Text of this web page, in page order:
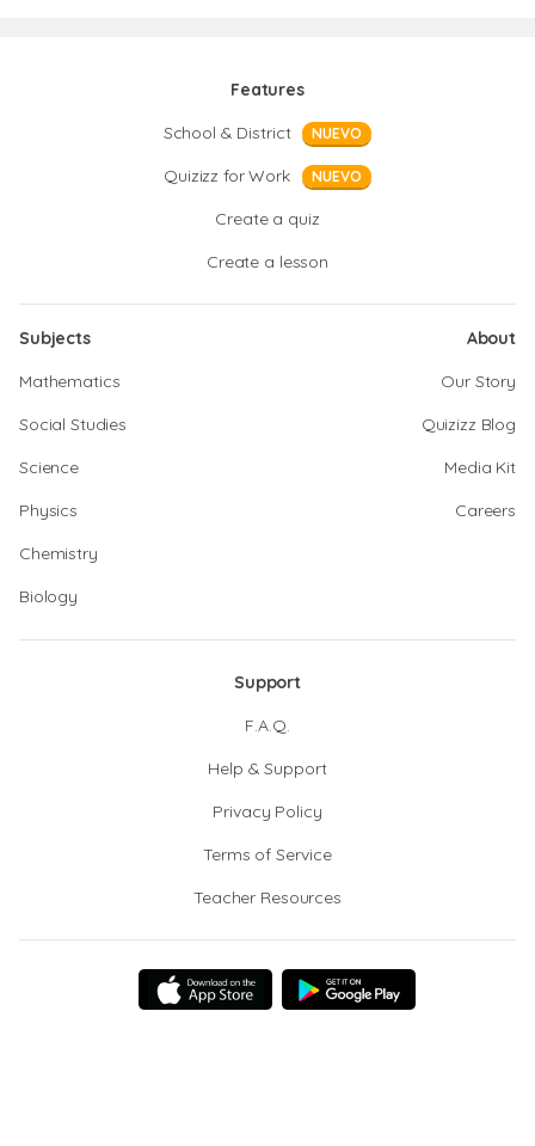
Features
School & District
NUEVO
Quizizz for Work NUEVO
Create a quiz
Create a lesson
Subjects
Mathematics
Social Studies
Science
Physics
Chemistry
Biology
About
Our Story
Quizizz Blog
Media Kit
Careers
Support
F.A.Q.
Help & Support
Privacy Policy
Terms of Service
Teacher Resources